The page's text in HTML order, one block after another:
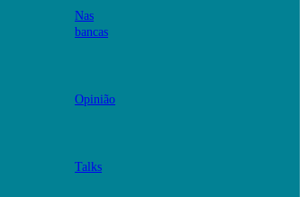
Nas
bancas
Opinião
Talks